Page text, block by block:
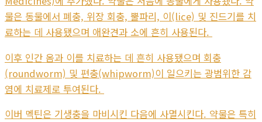
물은 동물에서 폐충, 위장 회충, 뿔파리, 이(lice) 및 진드기를 치
료하는 데 사용됐으며 애완견과 소에 흔히 사용된다.
이후 인간 옴과 이를 치료하는 데 흔히 사용됐으며 회충
(roundworm) 및 편충(whipworm)이 일으키는 광범위한 감
염에 치료제로 투여된다.
이버 멕틴은 기생충을 마비시킨 다음에 사멸시킨다. 약물은 특히